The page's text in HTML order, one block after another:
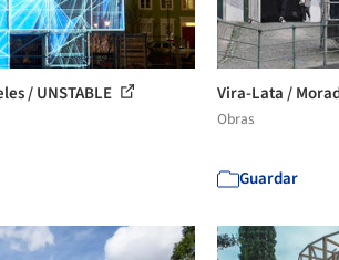
/ UNSTABLE Vira-Lata /
Obras
Guardar